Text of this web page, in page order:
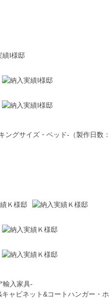
ングサイズ・ベッド-（製作日数
輸入家具-
ャビネット&コートハンガー・